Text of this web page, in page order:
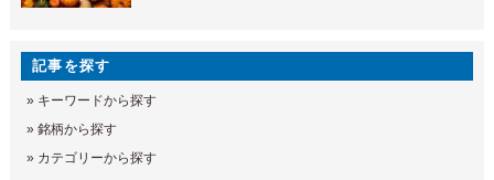
記事を探す
» キーワードから探す
» 銘柄から探す
» カテゴリーから探す